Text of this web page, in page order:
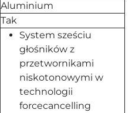
Aluminium
Tak
System sześciu
głośników z
przetwornikami
niskotonowymi w
technologii
forcecancelling